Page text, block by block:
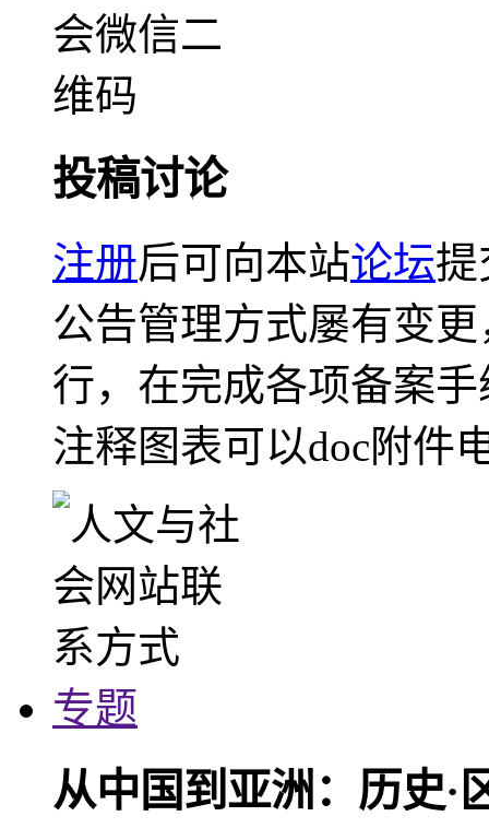
投稿讨论
注册后可向本站论坛提
公告管理方式屡有变
行，在完成各项备案
注释图表可以doc附件
专题
从中国到亚洲：历史·